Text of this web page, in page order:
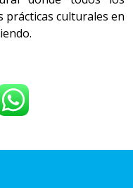
prácticas culturales en